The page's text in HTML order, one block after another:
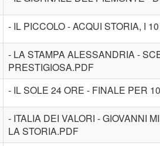
- IL PICCOLO - ACQUI STORIA, I
- LA STAMPA ALESSANDRIA -
PRESTIGIOSA.PDF
- IL SOLE 24 ORE - FINALE PER
- ITALIA DEI VALORI - GIOVANNI
LA STORIA.PDF